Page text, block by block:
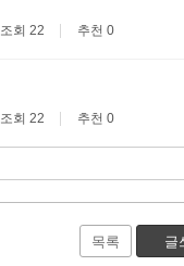
조회 22 추천 0
조회 22 추천 0
목록 글